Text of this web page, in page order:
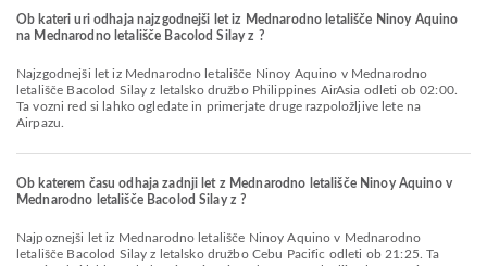
Ob kateri uri odhaja najzgodnejši let iz Mednarodno letališče Ninoy Aquino
na Mednarodno letališče Bacolod Silay z ?
Najzgodnejši let iz Mednarodno letališče Ninoy Aquino v Mednarodno
letališče Bacolod Silay z letalsko družbo Philippines AirAsia odleti ob 02:00.
Ta vozni red si lahko ogledate in primerjate druge razpoložljive lete na
Airpazu.
Ob katerem času odhaja zadnji let z Mednarodno letališče Ninoy Aquino v
Mednarodno letališče Bacolod Silay z ?
Najpoznejši let iz Mednarodno letališče Ninoy Aquino v Mednarodno
letališče Bacolod Silay z letalsko družbo Cebu Pacific odleti ob 21:25. Ta